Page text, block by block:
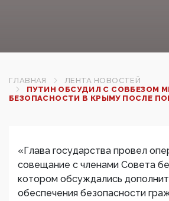
ГЛАВНАЯ
ЛЕНТА НОВОСТЕЙ
ПУТИН ОБСУДИЛ С СОВБЕЗОМ
БЕЗОПАСНОСТИ В КРЫМУ ПОСЛЕ
«Глава государства провел
совещание с членами Совета
котором обсуждались
обеспечения безопасности